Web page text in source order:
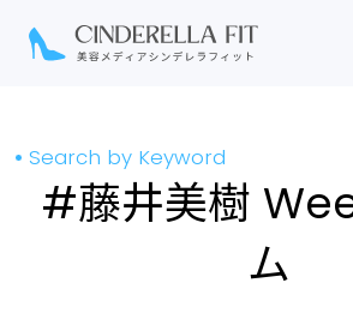
Search by Keyword
#藤井美樹
ム